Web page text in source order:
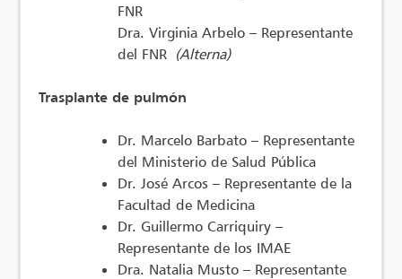
FNR
Dra. Virginia Arbelo – Representante
del FNR (Alterna)
Trasplante de pulmón
Dr. Marcelo Barbato – Representante
del Ministerio de Salud Pública
Dr. José Arcos – Representante de la
Facultad de Medicina
Dr. Guillermo Carriquiry –
Representante de los IMAE
Dra. Natalia Musto – Representante